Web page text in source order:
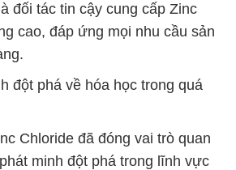
đối tác tin cậy cung cấp Zinc
cao, đáp ứng mọi nhu cầu sản
đột phá về hóa học trong quá
Chloride đã đóng vai trò quan
minh đột phá trong lĩnh vực